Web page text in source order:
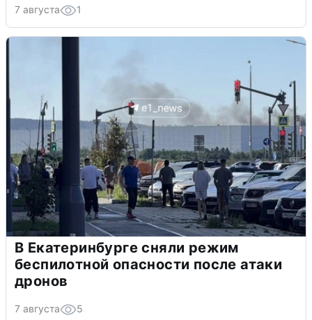
7 августа 1
В Екатеринбурге сняли режим
беспилотной опасности после атаки
дронов
7 августа 5